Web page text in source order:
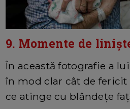
9. Momente de
În această fotografie a
în mod clar cât de
ce atinge cu blândețe